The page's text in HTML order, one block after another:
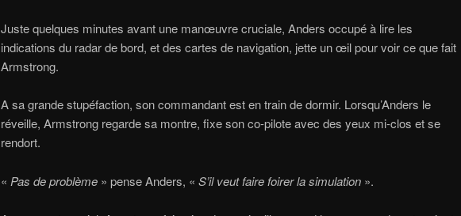
Juste quelques minutes avant une manœuvre cruciale, Anders occupé à lire les
indications du radar de bord, et des cartes de navigation, jette un œil pour voir ce que fait
Armstrong.
A sa grande stupéfaction, son commandant est en train de dormir. Lorsqu’Anders le
réveille, Armstrong regarde sa montre, fixe son co-pilote avec des yeux mi-clos et se
rendort.
« Pas de problème » pense Anders, « S’il veut faire foirer la simulation ».